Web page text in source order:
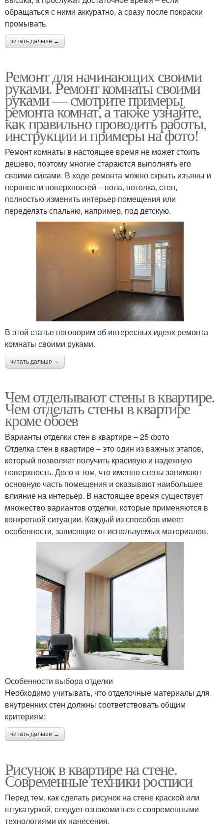
обращаться с ними аккуратно, а сразу после покраски
промывать.
читать дальше →
Ремонт для начинающих своими
руками. Ремонт комнаты своими
руками — смотрите примеры
ремонта комнат, а также узнайте,
как правильно проводить работы,
инструкции и примеры на фото!
Ремонт комнаты в настоящее время не может стоить
дешево, поэтому многие стараются выполнять его
своими силами. В ходе ремонта можно скрыть изъяны и
нервности поверхностей – пола, потолка, стен,
полностью изменить интерьер помещения или
переделать спальню, например, под детскую.
В этой статье поговорим об интересных идеях ремонта
комнаты своими руками.
читать дальше →
Чем отделывают стены в квартире.
Чем отделать стены в квартире
кроме обоев
Варианты отделки стен в квартире – 25 фото
Отделка стен в квартире – это один из важных этапов,
который позволяет получить красивую и надежную
поверхность. Дело в том, что именно стены занимают
основную часть помещения и оказывают наибольшее
влияние на интерьер. В настоящее время существует
множество вариантов отделки, которые применяются в
конкретной ситуации. Каждый из способов имеет
особенности, зависящие от используемых материалов.
Особенности выбора отделки
Необходимо учитывать, что отделочные материалы для
внутренних стен должны соответствовать общим
критериям:
читать дальше →
Рисунок в квартире на стене.
Современные техники росписи
Перед тем, как сделать рисунок на стене краской или
штукатуркой, следует ознакомиться с современными
технологиями их нанесения.